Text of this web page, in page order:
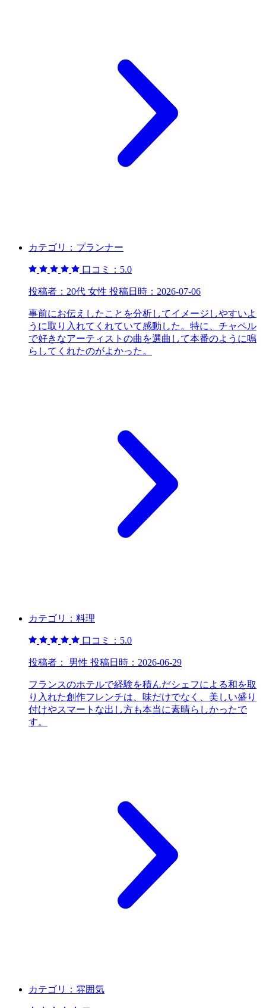
カテゴリ： プランナー
口コミ： 5.0
投稿者： 20代 女性 投稿日時： 2026-07-06
事前にお伝えしたことを分析してイメージしやすいよ
うに取り入れてくれていて感動した。特に、チャペル
で好きなアーティストの曲を選曲して本番のように鳴
らしてくれたのがよかった。
カテゴリ： 料理
口コミ： 5.0
投稿者： 男性 投稿日時： 2026-06-29
フランスのホテルで経験を積んだシェフによる和を取
り入れた創作フレンチは、味だけでなく、美しい盛り
付けやスマートな出し方も本当に素晴らしかったで
す。
カテゴリ： 雰囲気